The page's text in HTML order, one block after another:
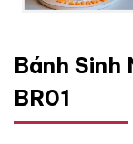
Bánh Sinh
BR01